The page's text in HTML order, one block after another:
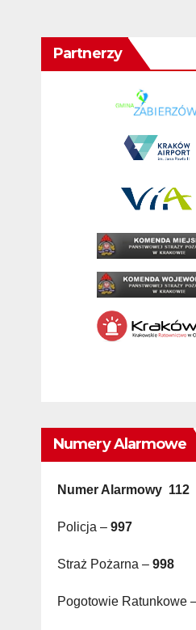
Partnerzy
Numery Alarmowe
Numer Alarmowy 112
Policja – 997
Straż Pożarna – 998
Pogotowie Ratunkowe